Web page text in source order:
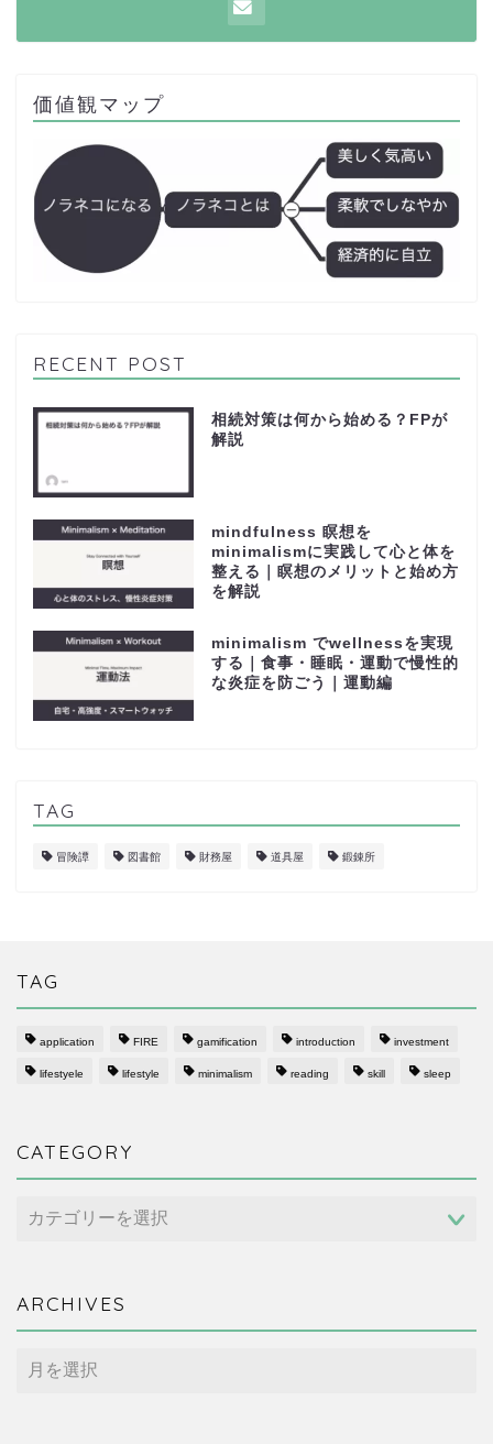
価値観マップ
RECENT POST
相続対策は何から始める？FPが
解説
mindfulness 瞑想を
minimalismに実践して心と体を
整える｜瞑想のメリットと始め方
を解説
minimalism でwellnessを実現
する｜食事・睡眠・運動で慢性的
な炎症を防ごう｜運動編
TAG
冒険譚 図書館 財務屋 道具屋 鍛錬所
TAG
application FIRE gamification introduction investment
lifestyele lifestyle minimalism reading skill sleep
CATEGORY
ARCHIVES